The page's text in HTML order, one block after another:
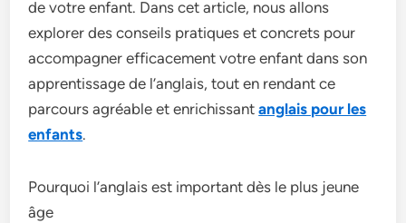
de votre enfant. Dans cet article, nous allons
explorer des conseils pratiques et concrets pour
accompagner efficacement votre enfant dans son
apprentissage de l’anglais, tout en rendant ce
parcours agréable et enrichissantanglais pour les
enfants.
Pourquoi l’anglais est important dès le plus jeune
âge